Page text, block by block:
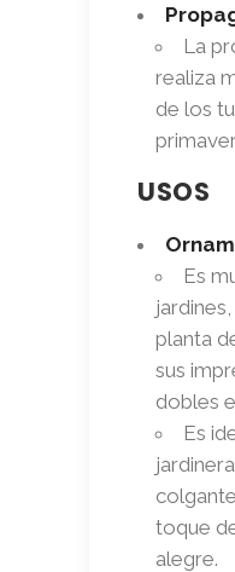
La
realiza
de los
USOS
Es
planta
sus
dobles
Es
toque
alegre.